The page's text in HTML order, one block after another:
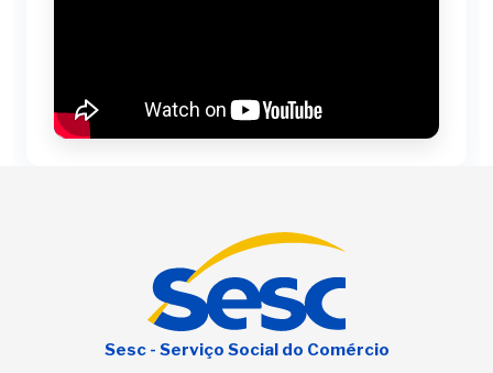
Sesc - Serviço Social do Comércio